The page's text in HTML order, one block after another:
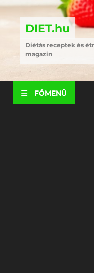
DIET.hu
Diétás receptek és
magazin
FŐMENÜ